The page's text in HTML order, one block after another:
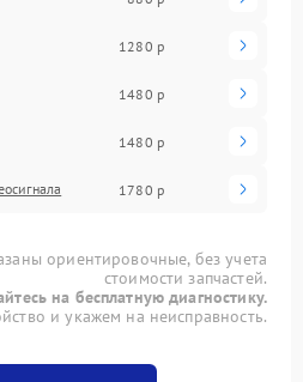
1280 р
1480 р
1480 р
1780 р
ориентировочные, без учета
стоимости запчастей.
на бесплатную диагностику.
и укажем на неисправность.